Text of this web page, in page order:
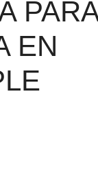
PARA
EN